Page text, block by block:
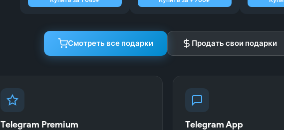
приходят от бота за 2-3 минуты. Поддержка быстро отвечает.
Enklu ★★★★★2
сайт идеальный!! всё быстро и четко, без обмана. Рекомендую
Прекрасный сервис, никогда не подводили, звезды начисляют мгновенно
Смотреть все подарки Продать свои подарки
Telegram Premium Telegram App